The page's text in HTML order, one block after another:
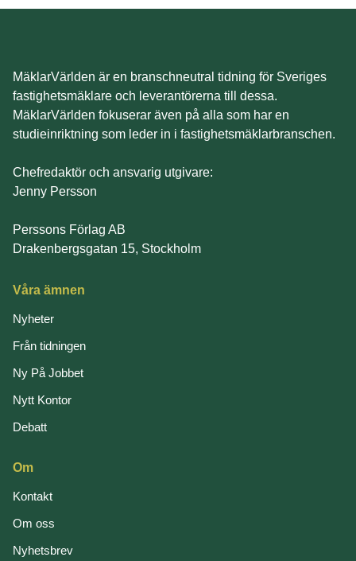
MäklarVärlden är en branschneutral tidning för Sveriges
fastighetsmäklare och leverantörerna till dessa.
MäklarVärlden fokuserar även på alla som har en
studieinriktning som leder in i fastighetsmäklarbranschen.
Chefredaktör och ansvarig utgivare:
Jenny Persson
Perssons Förlag AB
Drakenbergsgatan 15, Stockholm
Våra ämnen
Nyheter
Från tidningen
Ny På Jobbet
Nytt Kontor
Debatt
Om
Kontakt
Om oss
Nyhetsbrev